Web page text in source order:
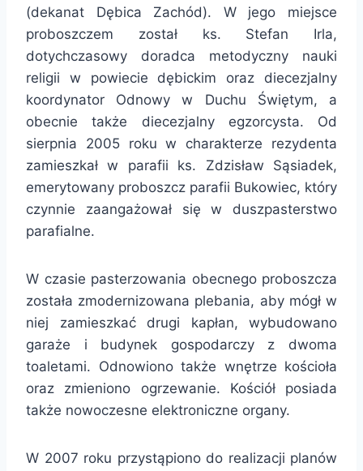
(dekanat Dębica Zachód). W jego miejsce
proboszczem został ks. Stefan Irla,
dotychczasowy doradca metodyczny nauki
religii w powiecie dębickim oraz diecezjalny
koordynator Odnowy w Duchu Świętym, a
obecnie także diecezjalny egzorcysta. Od
sierpnia 2005 roku w charakterze rezydenta
zamieszkał w parafii ks. Zdzisław Sąsiadek,
emerytowany proboszcz parafii Bukowiec, który
czynnie zaangażował się w duszpasterstwo
parafialne.
W czasie pasterzowania obecnego proboszcza
została zmodernizowana plebania, aby mógł w
niej zamieszkać drugi kapłan, wybudowano
garaże i budynek gospodarczy z dwoma
toaletami. Odnowiono także wnętrze kościoła
oraz zmieniono ogrzewanie. Kościół posiada
także nowoczesne elektroniczne organy.
W 2007 roku przystąpiono do realizacji planów